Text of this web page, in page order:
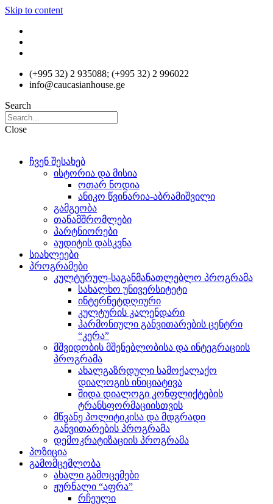
Skip to content
(+995 32) 2 935088; (+995 32) 2 996022
info@caucasianhouse.ge
Search
Close
ჩვენ შესახებ
ისტორია და მისია
ოთარ ნოდია
ანიკო წვინარია-აბრამიშვილი
გამგეობა
თანამშრომლები
პარტნიორები
აუდიტის დასკვნა
სიახლეები
პროგრამები
კულტურულ-საგანმანათლებლო პროგრამა
სახალხო უნივერსიტეტი
ინტერნეტდღიური
კულტურის კალენდარი
ჰარმონიული განვითარების ცენტრი
“კერა”
მშვიდობის მშენებლობისა და ინტეგრაციის
პროგრამა
ახალგაზრდული სამოქალაქო
დიალოგის ინიციატივა
შიდა დიალოგი კონფლიქტების
ტრანსფორმაციისთვის
მწვანე პოლიტიკისა და მდგრადი
განვითარების პროგრამა
დემოკრატიზაციის პროგრამა
პოზიცია
გამომცემლობა
ახალი გამოცემები
ჟურნალი “აფრა”
რჩეული